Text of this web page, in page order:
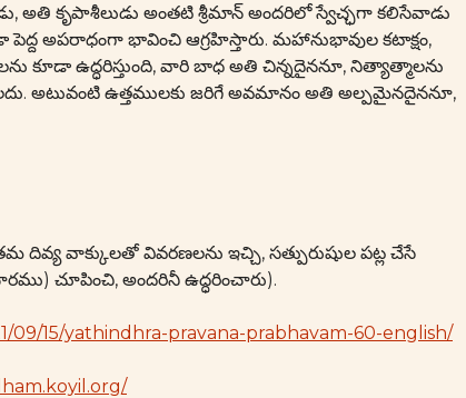
అతి కృపాశీలుడు అంతటి శ్రీమాన్ అందరిలో స్వేచ్ఛగా కలిసేవాడు
పెద్ద అపరాధంగా భావించి ఆగ్రహిస్తారు. మహానుభావుల కటాక్షం,
కూడా ఉద్ధరిస్తుంది, వారి బాధ అతి చిన్నదైననూ, నిత్యాత్మాలను
అటువంటి ఉత్తములకు జరిగే అవమానం అతి అల్పమైనదైననూ,
వాక్కులతో వివరణలను ఇచ్చి, సత్పురుషుల పట్ల చేసే
చూపించి, అందరినీ ఉద్ధరించారు).
09/15/yathindhra-pravana-prabhavam-60-english/